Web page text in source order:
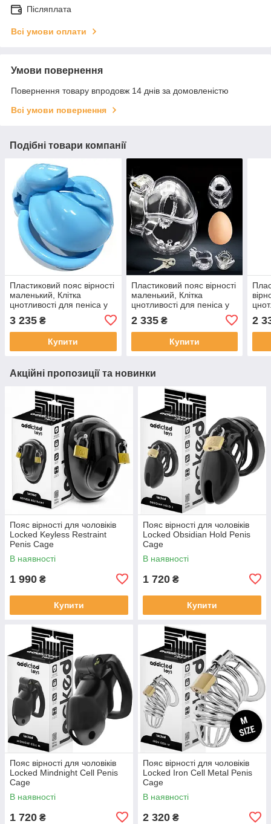
Післяплата
Всі умови оплати
Умови повернення
Повернення товару впродовж 14 днів за домовленістю
Всі умови повернення
Подібні товари компанії
Пластиковий пояс вірності
маленький, Клітка
цнотливості для пеніса у
3 235 ₴
Купити
Пластиковий пояс вірності
маленький, Клітка
цнотливості для пеніса у
шипів - M
2 335₴
Купити
2
Акційні пропозиції та новинки
Пояс вірності для чоловіків
Locked Keyless Restraint
Penis Cage
В наявності
1 990 ₴
Купити
Пояс вірності для чоловіків
Locked Obsidian Hold Penis
Cage
В наявності
1 720 ₴
Купити
Пояс вірності для чоловіків
Locked Mindnight Cell Penis
Cage
В наявності
1 720 ₴
Пояс вірності для чоловіків
Locked Iron Cell Metal Penis
Cage
В наявності
2 320 ₴